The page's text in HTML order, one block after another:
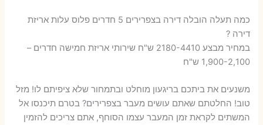
כמה תעלה הובלה דירה בצפרירים 5 חדרים פלוס עלות אריזת
דירה ?
במחיר מבצע 2180-4410 ש"ח שירותי אריזת חמישה חדרים –
1,900-2,100 ש"ח
משנעים את ביתכם בריגעון מוחלט ובתמחור שלא ציפיתם לו! מזל
טוב! החלטתם שאתם עושים מעבר בצפרירים? בטרם תיכנסו אל
המשתים לקראת זמן המעבר עצמו הסוחף, אתם צריכים להזמין